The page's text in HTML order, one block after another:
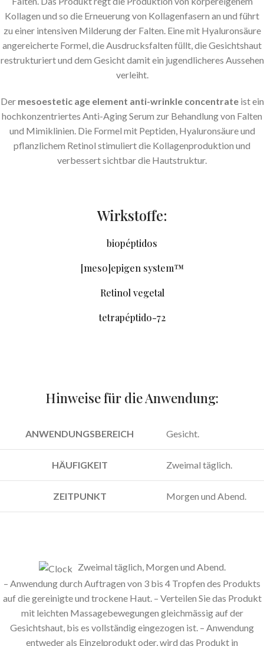
Kollagen und so die Erneuerung von Kollagenfasern an und führt
zu einer intensiven Milderung der Falten. Eine mit Hyaluronsäure
angereicherte Formel, die Ausdrucksfalten füllt, die Gesichtshaut
restrukturiert und dem Gesicht damit ein jugendlicheres Aussehen
verleiht.
Der mesoestetic age element anti-wrinkle concentrateist ein
hochkonzentriertes Anti-Aging Serum zur Behandlung von Falten
und Mimiklinien. Die Formel mit Peptiden, Hyaluronsäure und
pflanzlichem Retinol stimuliert die Kollagenproduktion und
verbessert sichtbar die Hautstruktur.
Wirkstoffe:
biopéptidos
[meso]epigen system™
Retinol vegetal
tetrapéptido-72
Hinweise für die Anwendung:
ANWENDUNGSBEREICH Gesicht.
HÄUFIGKEIT Zweimal täglich.
ZEITPUNKT Morgen und Abend.
Zweimal täglich, Morgen und Abend.
– Anwendung durch Auftragen von 3 bis 4 Tropfen des Produkts
auf die gereinigte und trockene Haut. – Verteilen Sie das Produkt
mit leichten Massagebewegungen gleichmässig auf der
Gesichtshaut, bis es vollständig eingezogen ist. – Anwendung
entweder als Einzelprodukt oder, wird das Produkt in